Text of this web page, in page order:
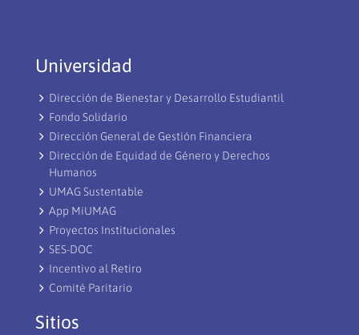
Universidad
Dirección de Bienestar y Desarrollo Estudiantil
Fondo Solidario
Dirección General de Gestión Financiera
Dirección de Equidad de Género y Derechos
Humanos
UMAG Sustentable
App MiUMAG
Proyectos Institucionales
SES-DOC
Incentivo al Retiro
Comité Paritario
Sitios